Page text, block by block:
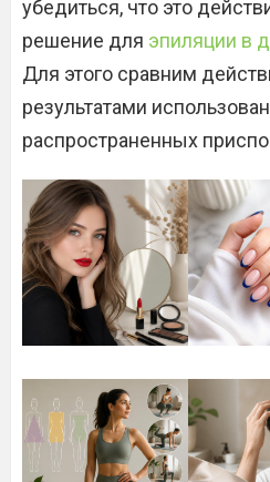
убедиться, что это
решение для эпиляции в
Для этого сравним
результатами
распространенных